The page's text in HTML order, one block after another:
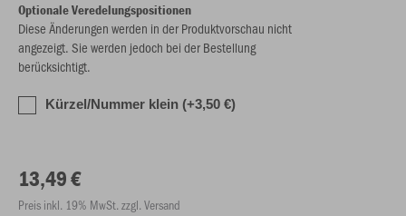
Optionale Veredelungspositionen
Diese Änderungen werden in der Produktvorschau nicht
angezeigt. Sie werden jedoch bei der Bestellung
berücksichtigt.
Kürzel/Nummer klein (+3,50 €)
13,49 €
Preis inkl. 19% MwSt. zzgl. Versand